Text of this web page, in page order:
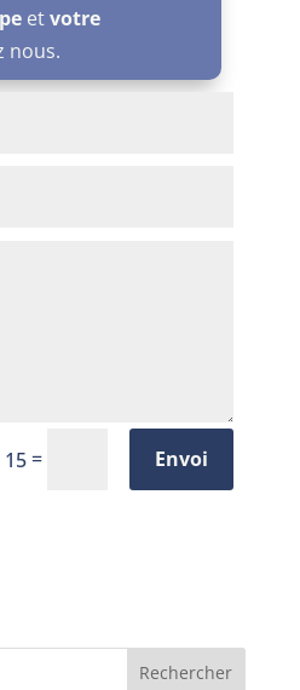
etvotre
nous.
15= Envoi
Rechercher